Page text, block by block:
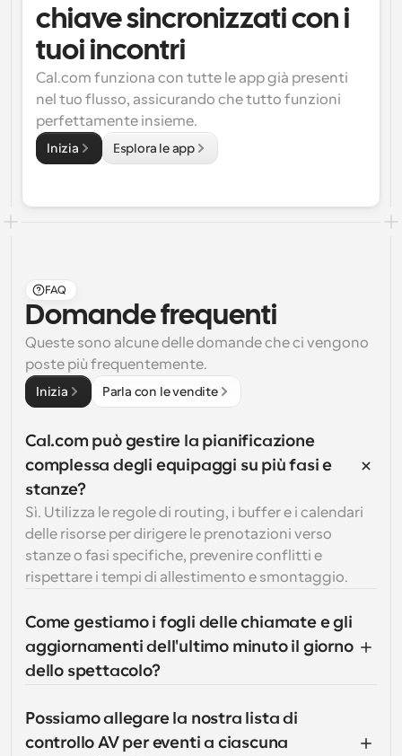
chiave sincronizzati con i
tuoi incontri
Cal.com funziona con tutte le app già presenti
nel tuo flusso, assicurando che tutto funzioni
perfettamente insieme.
Inizia Esplora le app
FAQ
Domande frequenti
Queste sono alcune delle domande che ci vengono
poste più frequentemente.
Inizia Parla con le vendite
Cal.com può gestire la pianificazione
complessa degli equipaggi su più fasi e
stanze?
Sì. Utilizza le regole di routing, i buffer e i calendari
delle risorse per dirigere le prenotazioni verso
stanze o fasi specifiche, prevenire conflitti e
rispettare i tempi di allestimento e smontaggio.
Come gestiamo i fogli delle chiamate e gli
aggiornamenti dell'ultimo minuto il giorno
dello spettacolo?
Possiamo allegare la nostra lista di
controllo AV per eventi a ciascuna